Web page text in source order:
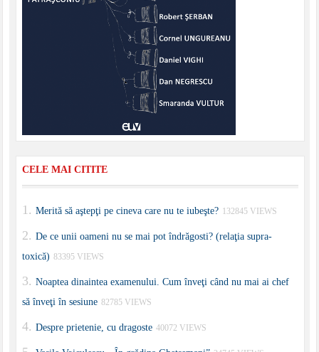
CELE MAI CITITE
Merită să aştepţi pe cineva care nu te iubeşte? 132845 VIEWS
De ce unii oameni nu se mai pot îndrăgosti? (relaţia supra-
toxică) 83395 VIEWS
Noaptea dinaintea examenului. Cum înveţi când nu mai ai chef
să înveţi în sesiune 82785 VIEWS
Despre prietenie, cu dragoste 40072 VIEWS